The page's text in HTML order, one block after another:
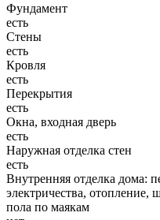
Фундамент
есть
Стены
есть
Кровля
есть
Перекрытия
есть
Окна, входная дверь
есть
Наружная отделка стен
есть
Внутренняя отделка дома:
электричества, отопление,
пола по маякам